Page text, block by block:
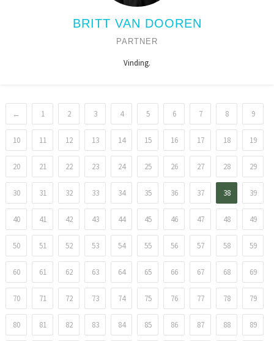
BRITT VAN DOOREN
PARTNER
Vinding.
← 1 2 3 4 5 6 7 8 9
10 11 12 13 14 15 16 17 18 19
20 21 22 23 24 25 26 27 28 29
30 31 32 33 34 35 36 37 38 39
40 41 42 43 44 45 46 47 48 49
50 51 52 53 54 55 56 57 58 59
60 61 62 63 64 65 66 67 68 69
70 71 72 73 74 75 76 77 78 79
80 81 82 83 84 85 86 87 88 89